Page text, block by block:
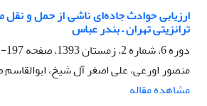
ارزیابی حوادث جاده‌ای ناشی از حمل و
ترانزیتی تهران – بندر عباس
دوره 6، شماره 2، زمستان 1393، صفحه
197-212
منصور اورعی، علی اصغر آل شیخ،
مشاهده مقاله